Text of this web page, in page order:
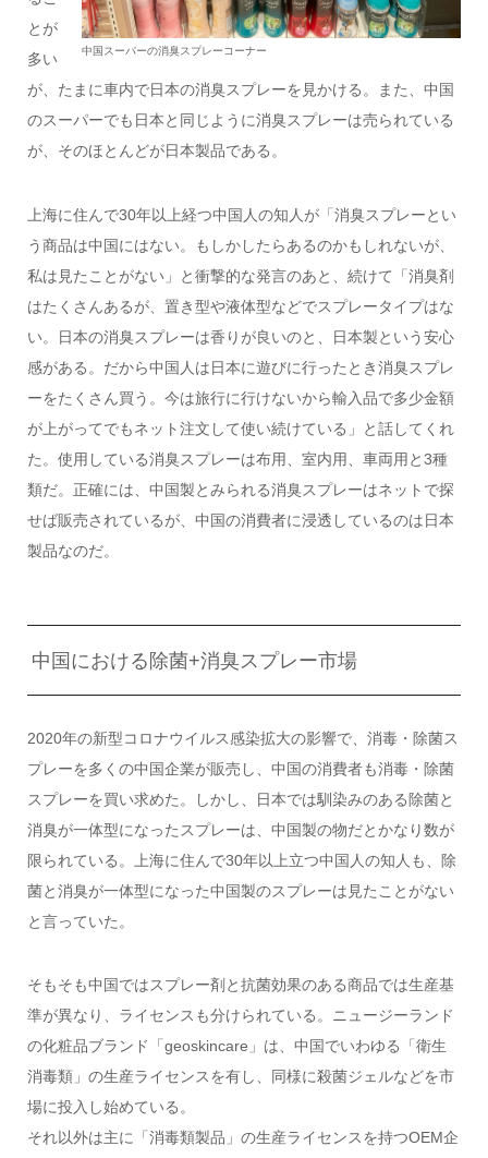
中国スーパーの消臭スプレーコーナー
とが
多い
が、たまに車内で日本の消臭スプレーを見かける。また、中国
のスーパーでも日本と同じように消臭スプレーは売られている
が、そのほとんどが日本製品である。
上海に住んで30年以上経つ中国人の知人が「消臭スプレーとい
う商品は中国にはない。もしかしたらあるのかもしれないが、
私は見たことがない」と衝撃的な発言のあと、続けて「消臭剤
はたくさんあるが、置き型や液体型などでスプレータイプはな
い。日本の消臭スプレーは香りが良いのと、日本製という安心
感がある。だから中国人は日本に遊びに行ったとき消臭スプレ
ーをたくさん買う。今は旅行に行けないから輸入品で多少金額
が上がってでもネット注文して使い続けている」と話してくれ
た。使用している消臭スプレーは布用、室内用、車両用と3種
類だ。正確には、中国製とみられる消臭スプレーはネットで探
せば販売されているが、中国の消費者に浸透しているのは日本
製品なのだ。
中国における除菌+消臭スプレー市場
2020年の新型コロナウイルス感染拡大の影響で、消毒・除菌ス
プレーを多くの中国企業が販売し、中国の消費者も消毒・除菌
スプレーを買い求めた。しかし、日本では馴染みのある除菌と
消臭が一体型になったスプレーは、中国製の物だとかなり数が
限られている。上海に住んで30年以上立つ中国人の知人も、除
菌と消臭が一体型になった中国製のスプレーは見たことがない
と言っていた。
そもそも中国ではスプレー剤と抗菌効果のある商品では生産基
準が異なり、ライセンスも分けられている。ニュージーランド
の化粧品ブランド「geoskincare」は、中国でいわゆる「衛生
消毒類」の生産ライセンスを有し、同様に殺菌ジェルなどを市
場に投入し始めている。
それ以外は主に「消毒類製品」の生産ライセンスを持つOEM企